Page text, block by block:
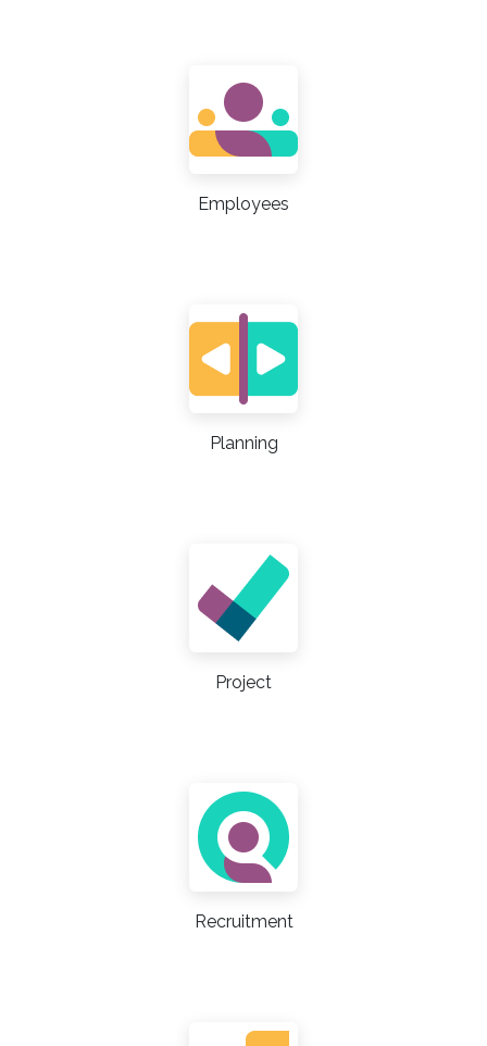
Employees
Planning
Project
Recruitment